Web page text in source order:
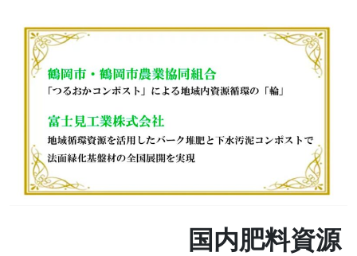
国内肥料資源